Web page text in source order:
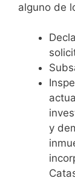
alguno de
y